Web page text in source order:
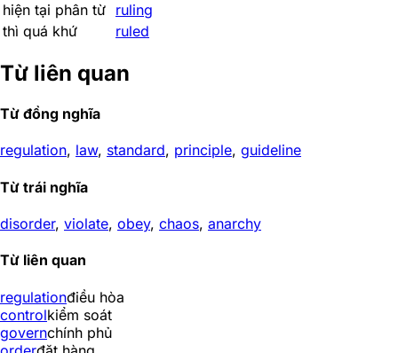
hiện tại phân từ ruling
thì quá khứ
ruled
Từ liên quan
Từ đồng nghĩa
regulation, law, standard, principle, guideline
Từ trái nghĩa
disorder, violate, obey, chaos, anarchy
Từ liên quan
regulationđiều hòa
controlkiểm soát
governchính phủ